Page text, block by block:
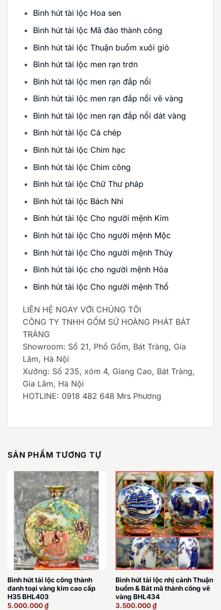
Bình hút tài lộc Hoa sen
Bình hút tài lộc Mã đáo thành công
Bình hút tài lộc Thuận buồm xuôi gió
Bình hút tài lộc men rạn trơn
Bình hút tài lộc men rạn đắp nổi
Bình hút tài lộc men rạn đắp nổi vẽ vàng
Bình hút tài lộc men rạn đắp nổi dát vàng
Bình hút tài lộc Cá chép
Bình hút tài lộc Chim hạc
Bình hút tài lộc Chim công
Bình hút tài lộc Chữ Thư pháp
Bình hút tài lộc Bách Nhi
Bình hút tài lộc Cho người mệnh Kim
Bình hút tài lộc Cho người mệnh Mộc
Bình hút tài lộc Cho người mệnh Thủy
Bình hút tài lộc cho người mệnh Hỏa
Bình hút tài lộc Cho người mệnh Thổ
LIÊN HỆ NGAY VỚI CHÚNG TÔI
CÔNG TY TNHH GỐM SỨ HOÀNG PHÁT BÁT
TRÀNG
Showroom: Số 21, Phố Gốm, Bát Tràng, Gia
Lâm, Hà Nội
Xưởng: Số 235, xóm 4, Giang Cao, Bát Tràng,
Gia Lâm, Hà Nội
HOTLINE: 0918 482 648 Mrs Phương
SẢN PHẨM TƯƠNG TỰ
Bình hút tài lộc công thành
danh toại vàng kim cao cấp
H35 BHL403
5.000.000₫
Bình hút tài lộc nhị cảnh Thuận
buồm & Bát mã thành công vẽ
vàng BHL434
3.500.000₫